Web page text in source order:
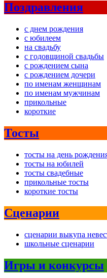
Поздравления
с днем рождения
с юбилеем
на свадьбу
с годовщиной свадьбы
с рождением сына
с рождением дочери
по именам женщинам
по именам мужчинам
прикольные
короткие
Тосты
тосты на день
тосты на юбилей
тосты свадебные
прикольные тосты
короткие тосты
Сценарии
сценарии выкупа
школьные сценарии
Игры и конкурсы